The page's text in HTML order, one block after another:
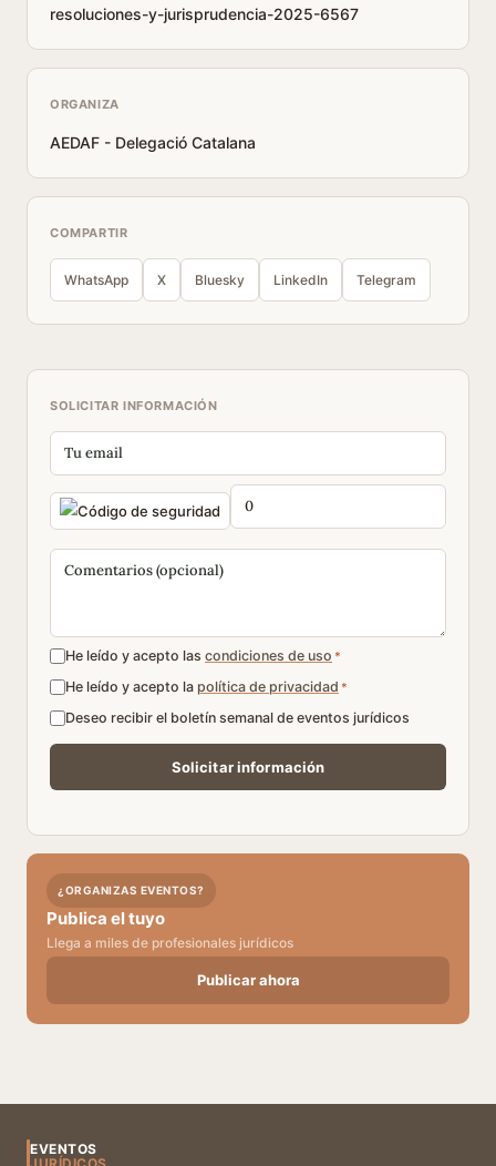
resoluciones-y-jurisprudencia-2025-6567
ORGANIZA
AEDAF - Delegació Catalana
COMPARTIR
WhatsApp X Bluesky LinkedIn Telegram
SOLICITAR INFORMACIÓN
He leído y acepto las condiciones de uso *
He leído y acepto la política de privacidad *
Deseo recibir el boletín semanal de eventos jurídicos
¿ORGANIZAS EVENTOS?
Publica el tuyo
Llega a miles de profesionales jurídicos
Publicar ahora
EVENTOS